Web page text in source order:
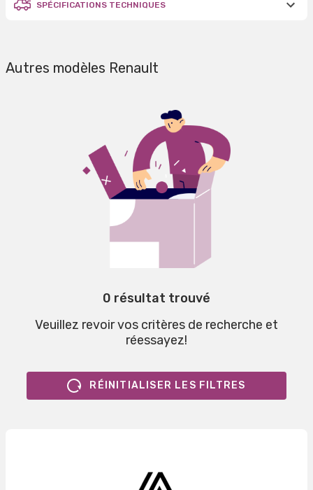
SPÉCIFICATIONS TECHNIQUES
Autres modèles Renault
0 résultat trouvé
Veuillez revoir vos critères de recherche et
réessayez!
RÉINITIALISER LES FILTRES